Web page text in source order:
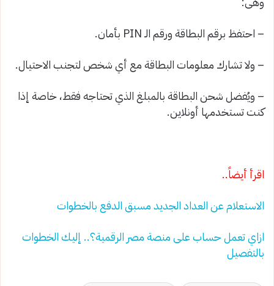
– احتفظ برقم البطاقة ورقم الـ PIN بأمان.
– ولا تشارك معلومات البطاقة مع أي شخص لتجنب الاحتيال.
– ويُفضل شحن البطاقة بالمبلغ الذي تحتاجه فقط، خاصة إذا
كنت تستخدمها أونلاين.
اقرأ أيضاً..
الاستعلام عن العداد الجديد مسبق الدفع بالخطوات
ازاي تعمل حساب على منصة مصر الرقمية؟.. إليك الخطوات
بالتفصيل